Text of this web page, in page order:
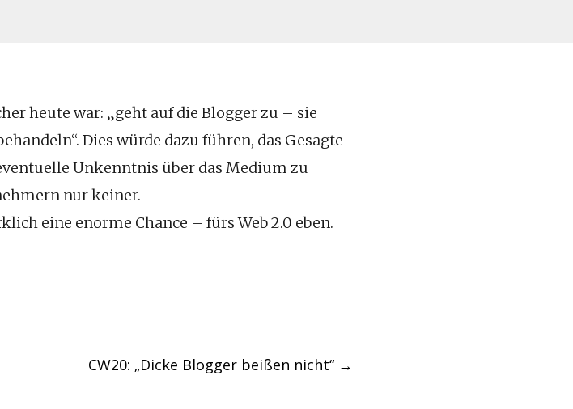
heute war: „geht auf die Blogger zu – sie
Dies würde dazu führen, das Gesagte
Unkenntnis über das Medium zu
nur keiner.
eine enorme Chance – fürs Web 2.0 eben.
CW20: „Dicke Blogger beißen nicht“ →